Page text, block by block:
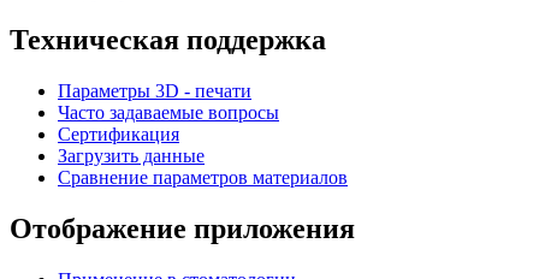
Техническая поддержка
Параметры 3D - печати
Часто задаваемые вопросы
Сертификация
Загрузить данные
Сравнение параметров материалов
Отображение приложения